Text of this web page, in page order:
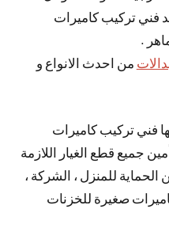
فني تركيب كاميرات
.
من احدث الانواع و
فني تركيب كاميرات
جميع قطع الغيار اللازمة
الحماية للمنزل ، الشركة ،
صغيرة للخزنات